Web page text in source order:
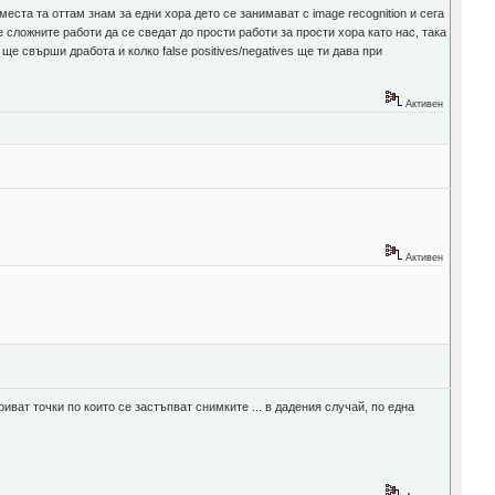
та оттам знам за едни хора дето се занимават с image recognition и сега
работи да се сведат до прости работи за прости хора като нас, така
свърши дработа и колко false positives/negatives ще ти дава при
Активен
Активен
точки по които се застъпват снимките ... в дадения случай, по една